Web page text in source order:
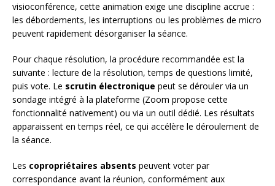
visioconférence, cette animation exige une discipline accrue :
les débordements, les interruptions ou les problèmes de micro
peuvent rapidement désorganiser la séance.
Pour chaque résolution, la procédure recommandée est la
suivante : lecture de la résolution, temps de questions limité,
puis vote. Le scrutin électronique peut se dérouler via un
sondage intégré à la plateforme (Zoom propose cette
fonctionnalité nativement) ou via un outil dédié. Les résultats
apparaissent en temps réel, ce qui accélère le déroulement de
la séance.
Les copropriétaires absents peuvent voter par
correspondance avant la réunion, conformément aux